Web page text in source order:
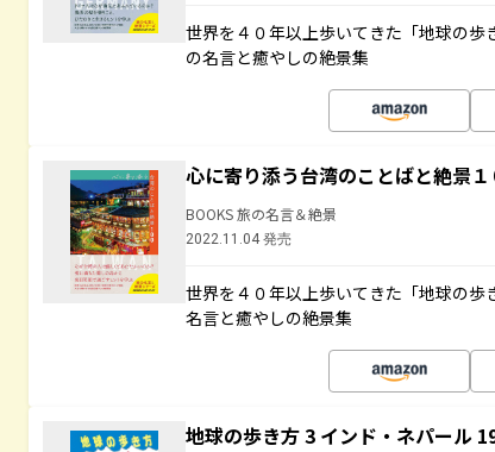
世界を４０年以上歩いてきた「地球の
の名言と癒やしの絶景集
心に寄り添う台湾のことばと絶景１
BOOKS 旅の名言＆絶景
2022.11.04 発売
世界を４０年以上歩いてきた「地球の
名言と癒やしの絶景集
地球の歩き方 3 インド・ネパール